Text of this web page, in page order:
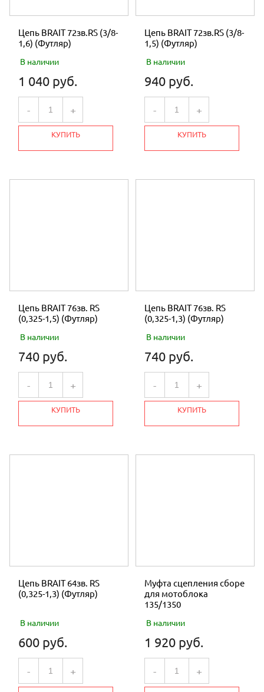
Цепь BRAIT 72зв.RS (3/8-
1,6) (Футляр)
В наличии
1 040 руб.
- +
КУПИТЬ
Цепь BRAIT 72зв.RS (3/8-
1,5) (Футляр)
В наличии
940 руб.
- +
КУПИТЬ
Цепь BRAIT 76зв. RS
(0,325-1,5) (Футляр)
В наличии
740 руб.
- +
КУПИТЬ
Цепь BRAIT 76зв. RS
(0,325-1,3) (Футляр)
В наличии
740 руб.
- +
КУПИТЬ
Цепь BRAIT 64зв. RS
(0,325-1,3) (Футляр)
В наличии
600 руб.
- +
Муфта сцепления сборе
для мотоблока
135/1350
В наличии
1 920 руб.
- +